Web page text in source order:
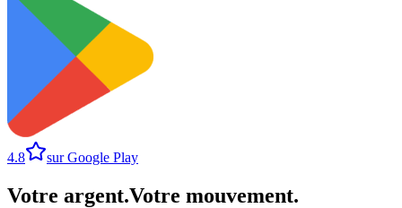
4.8 sur Google Play
Votre argent.Votre mouvement.